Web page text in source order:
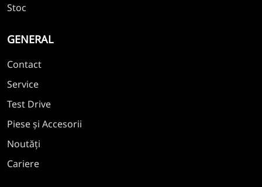
Stoc
GENERAL
Contact
Service
Test Drive
Piese și Accesorii
Noutăți
Cariere